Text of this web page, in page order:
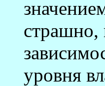
страшно,
уровня